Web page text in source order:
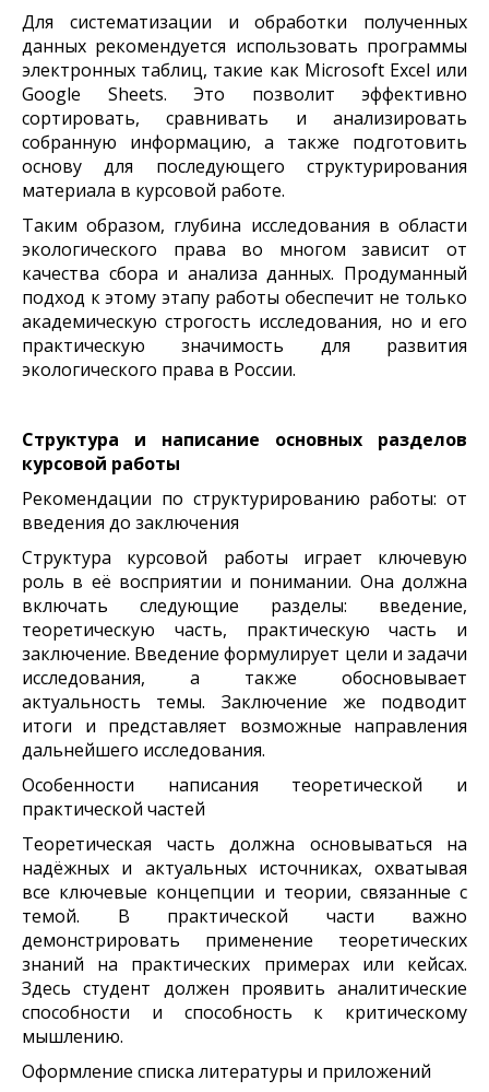
Для систематизации и обработки полученных
данных рекомендуется использовать программы
электронных таблиц, такие как Microsoft Excel или
Google Sheets. Это позволит эффективно
сортировать, сравнивать и анализировать
собранную информацию, а также подготовить
основу для последующего структурирования
материала в курсовой работе.
Таким образом, глубина исследования в области
экологического права во многом зависит от
качества сбора и анализа данных. Продуманный
подход к этому этапу работы обеспечит не только
академическую строгость исследования, но и его
практическую значимость для развития
экологического права в России.
Структура и написание основных разделов
курсовой работы
Рекомендации по структурированию работы: от
введения до заключения
Структура курсовой работы играет ключевую
роль в её восприятии и понимании. Она должна
включать следующие разделы: введение,
теоретическую часть, практическую часть и
заключение. Введение формулирует цели и задачи
исследования, а также обосновывает
актуальность темы. Заключение же подводит
итоги и представляет возможные направления
дальнейшего исследования.
Особенности написания теоретической и
практической частей
Теоретическая часть должна основываться на
надёжных и актуальных источниках, охватывая
все ключевые концепции и теории, связанные с
темой. В практической части важно
демонстрировать применение теоретических
знаний на практических примерах или кейсах.
Здесь студент должен проявить аналитические
способности и способность к критическому
мышлению.
Оформление списка литературы и приложений